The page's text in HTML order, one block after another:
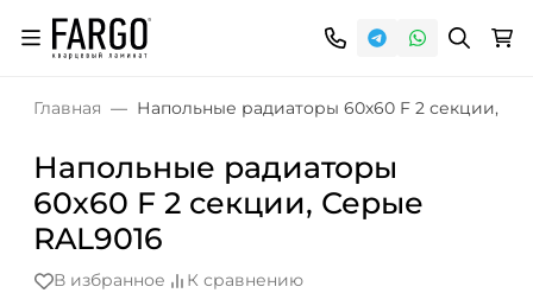
Главная Напольные радиаторы 60х60 F 2 секции,
Напольные радиаторы
60х60 F 2 секции, Серые
RAL9016
В избранное К сравнению